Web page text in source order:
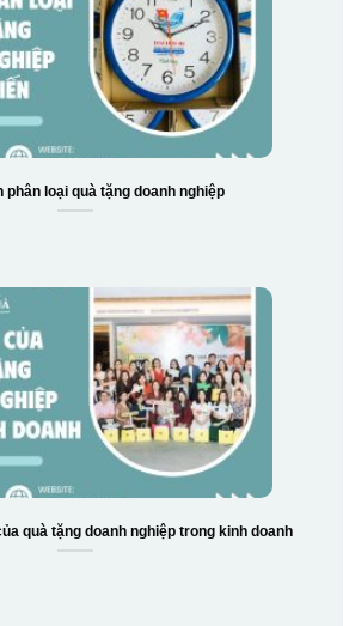
phân loại quà tặng doanh nghiệp
quà tặng doanh nghiệp trong kinh doanh